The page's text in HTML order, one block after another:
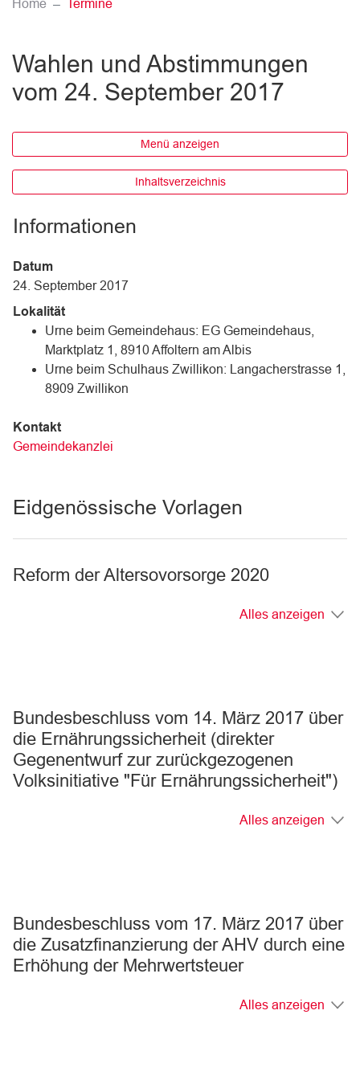
Home Termine(ausgewählt)
Wahlen und Abstimmungen
vom 24. September 2017
Menü anzeigen
Inhaltsverzeichnis
Informationen
Datum
24. September 2017
Lokalität
Urne beim Gemeindehaus: EG Gemeindehaus,
Marktplatz 1, 8910 Affoltern am Albis
Urne beim Schulhaus Zwillikon: Langacherstrasse 1,
8909 Zwillikon
Kontakt
Gemeindekanzlei
Eidgenössische Vorlagen
Reform der Altersovorsorge 2020
Alles anzeigen
Bundesbeschluss vom 14. März 2017 über
die Ernährungssicherheit (direkter
Gegenentwurf zur zurückgezogenen
Volksinitiative "Für Ernährungssicherheit")
Alles anzeigen
Bundesbeschluss vom 17. März 2017 über
die Zusatzfinanzierung der AHV durch eine
Erhöhung der Mehrwertsteuer
Alles anzeigen